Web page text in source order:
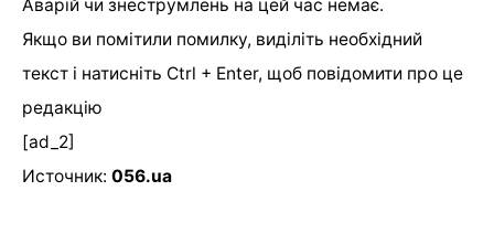
Аварій чи знеструмлень на цей час немає.
Якщо ви помітили помилку, виділіть необхідний
текст і натисніть Ctrl + Enter, щоб повідомити про це
редакцію
[ad_2]
Источник: 056.ua